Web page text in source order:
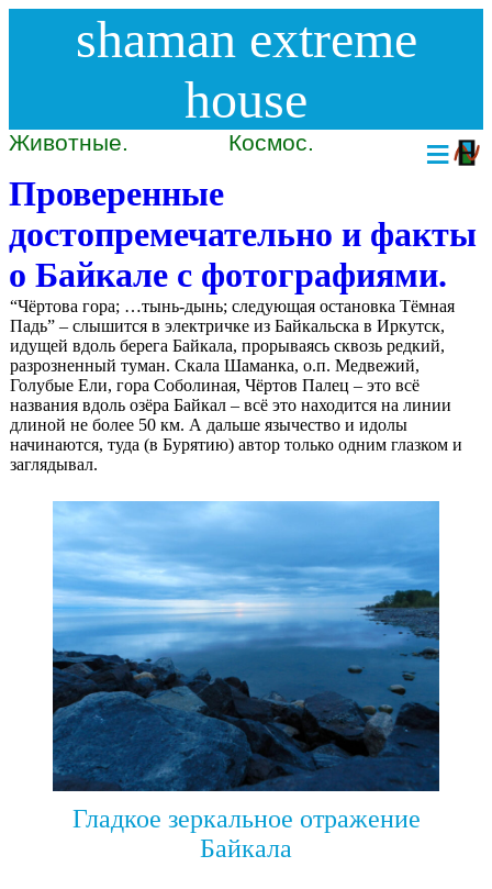
shaman extreme
house
Животные. Космос. ≡
Проверенные
достопремечательно и факты
о Байкале с фотографиями.
“Чёртова гора; …тынь-дынь; следующая остановка Тёмная
Падь” – слышится в электричке из Байкальска в Иркутск,
идущей вдоль берега Байкала, прорываясь сквозь редкий,
разрозненный туман. Скала Шаманка, о.п. Медвежий,
Голубые Ели, гора Соболиная, Чёртов Палец – это всё
названия вдоль озёра Байкал – всё это находится на линии
длиной не более 50 км. А дальше язычество и идолы
начинаются, туда (в Бурятию) автор только одним глазком и
заглядывал.
Гладкое зеркальное отражение
Байкала